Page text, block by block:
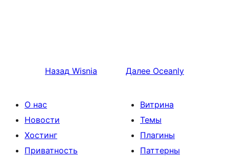
Назад Wisnia Далее Oceanly
О нас
Новости
Хостинг
Приватность
Витрина
Темы
Плагины
Паттерны